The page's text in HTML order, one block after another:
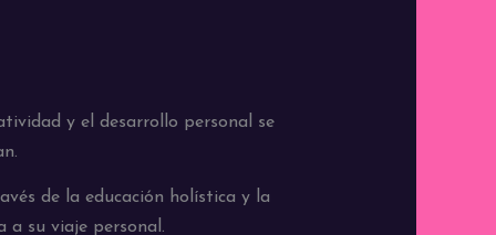
y el desarrollo personal se
de la educación holística y la
a su viaje personal.